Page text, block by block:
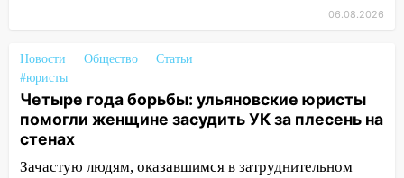
Кабмин РФ разрешил до 1 июля
бензина Евро 2, Евро 3, Евро 4
11:12 Соцсети: на Рябикова автомобиль
врезался в забор
10:27
днем 6 августа: список АЗС
06.08.2026
Новости Общество
Статьи
#юристы
Четыре года борьбы: ульяновские юристы
помогли женщине засудить УК за плесень на
стенах
Зачастую людям, оказавшимся в затруднительном